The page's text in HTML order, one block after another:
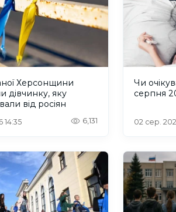
Херсонщини
дівчинку, яку
від росіян
14:35 6,131
Чи
серпня
02 сер.